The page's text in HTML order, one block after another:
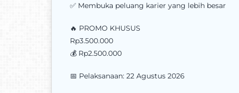
✅ Membuka peluang karier yang lebih besar
🔥 PROMO KHUSUS
Rp3.500.000
💰 Rp2.500.000
📅 Pelaksanaan: 22 Agustus 2026